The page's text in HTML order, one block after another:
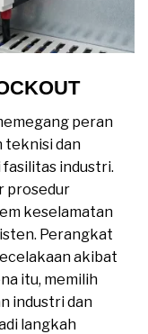
peran
teknisi dan
industri.
prosedur
keselamatan
Perangkat
akibat
itu, memilih
industri dan
langkah